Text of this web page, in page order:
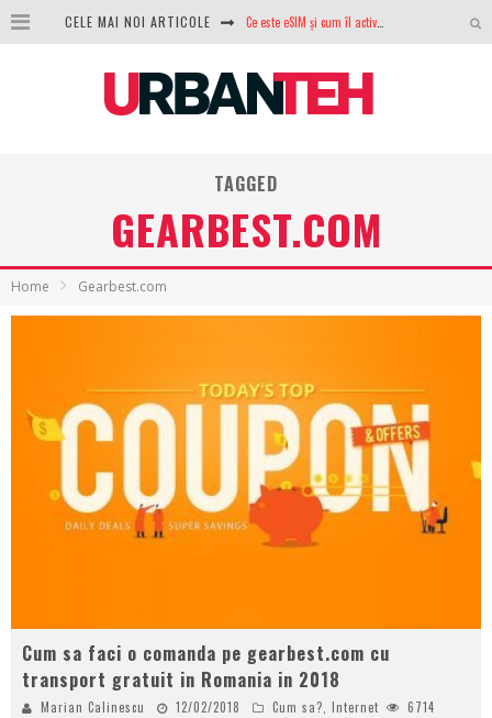
CELE MAI NOI ARTICOLE Ce este eSIM și cum îl activezi pe telefon? Ghid complet pentru Android și iPhone
TAGGED
GEARBEST.COM
Home Gearbest.com
Cum sa faci o comanda pe gearbest.com cu
transport gratuit in Romania in 2018
Marian Calinescu 12/02/2018 Cum sa?, Internet 6714